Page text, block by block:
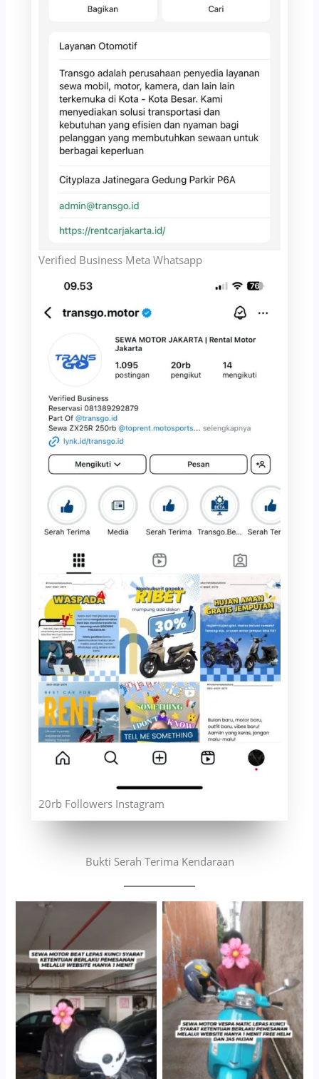
Verified Business Meta Whatsapp
20rb Followers Instagram
Bukti Serah Terima Kendaraan
Cityplaza Jatinegara
Gedung Parkir P6A
Antar Jemput Kendaraan